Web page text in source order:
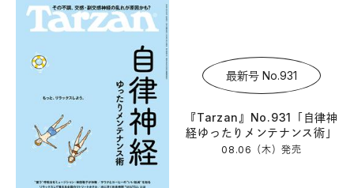
最新号 No.931
『Tarzan』No.931「自律神
経ゆったりメンテナンス術」
08.06（木）発売